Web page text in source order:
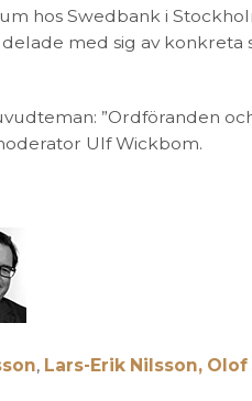
hos Swedbank i
med sig av
”Ordföranden
Ulf Wickbom.
, Lars-Erik Nilsson, Olof